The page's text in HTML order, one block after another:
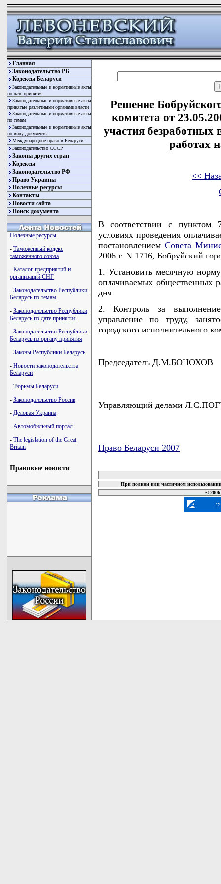
Главная
Законодательство РБ
Кодексы Беларуси
Законодательные и нормативные акты
по дате принятия
Законодательные и нормативные акты
принятые различными органами власти
Законодательные и нормативные акты
по темам
Законодательные и нормативные акты
по виду документы
Международное право в Беларуси
Законодательство СССР
Законы других стран
Кодексы
Законодательство РФ
Право Украины
Полезные ресурсы
Контакты
Новости сайта
Поиск документа
Полезные ресурсы
- Таможенный кодекс
таможенного союза
- Каталог предприятий и
организаций СНГ
- Законодательство Республики
Беларусь по темам
- Законодательство Республики
Беларусь по дате принятия
- Законодательство Республики
Беларусь по органу принятия
- Законы Республики Беларусь
- Новости законодательства
Беларуси
- Тюрьмы Беларуси
- Законодательство России
- Деловая Украина
- Автомобильный портал
- The legislation of the Great
Britain
Правовые новости
Решение
комитета от
участия
работах
<<
В соответствии с пунктом
условиях проведения
постановлением Совета
2006 г. N 1716, Бобруйский
1. Установить месячную
оплачиваемых общественных
дня.
2. Контроль за
управление по труду,
городского исполнительного
Председатель Д.М.БОНОХОВ
Управляющий делами
Право Беларуси 2007
При полном или частичном
©